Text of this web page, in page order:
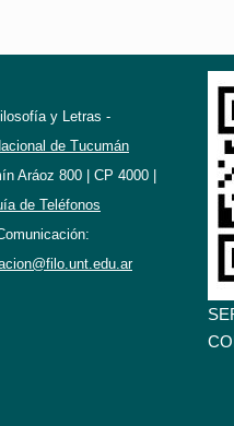
y Letras -
de Tucumán
Aráoz 800 | CP 4000 |
de Teléfonos